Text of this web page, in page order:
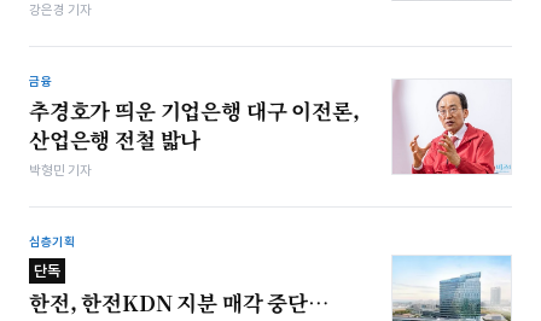
강은경 기자
금융
추경호가 띄운 기업은행 대구 이전론,
산업은행 전철 밟나
박형민 기자
심층기획
단독
한전, 한전KDN 지분 매각 중단…